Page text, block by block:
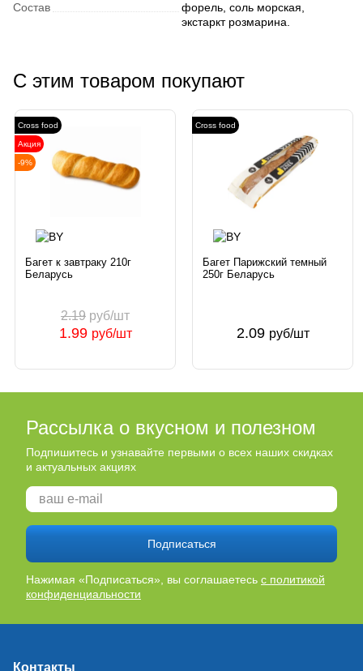
Состав
форель, соль морская,
экстаркт розмарина.
С этим товаром покупают
Cross food
Акция
-9%
Багет к завтраку 210г
Беларусь
1.99 руб/шт
2.19 руб/шт
Cross food
Багет Парижский темный
250г Беларусь
2.09 руб/шт
Рассылка о вкусном и полезном
Подпишитесь и узнавайте первыми о всех наших скидках
и актуальных акциях
Подписаться
Нажимая «Подписаться», вы соглашаетесь с политикой
конфиденциальности
Контакты